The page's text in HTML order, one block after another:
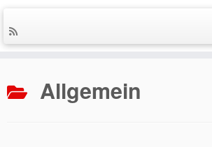
Inhalt
springen
Allgemein